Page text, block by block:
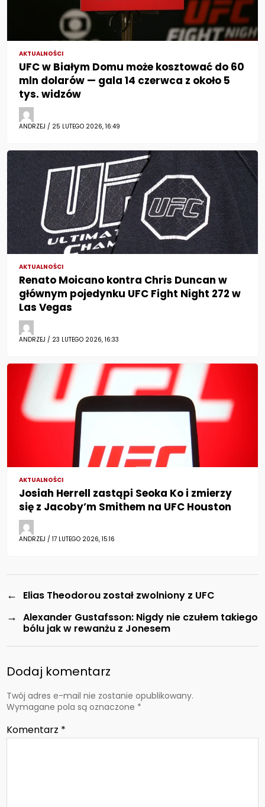
AKTUALNOŚCI
UFC w Białym Domu może kosztować do 60
mln dolarów — gala 14 czerwca z około 5
tys. widzów
ANDRZEJ / 25 LUTEGO 2026, 16:49
AKTUALNOŚCI
Renato Moicano kontra Chris Duncan w
głównym pojedynku UFC Fight Night 272 w
Las Vegas
ANDRZEJ / 23 LUTEGO 2026, 16:33
AKTUALNOŚCI
Josiah Herrell zastąpi Seoka Ko i zmierzy
się z Jacoby’m Smithem na UFC Houston
ANDRZEJ / 17 LUTEGO 2026, 15:16
← Elias Theodorou został zwolniony z UFC
→ Alexander Gustafsson: Nigdy nie czułem takiego
bólu jak w rewanżu z Jonesem
Dodaj komentarz
Twój adres e-mail nie zostanie opublikowany.
Wymagane pola są oznaczone *
Komentarz *